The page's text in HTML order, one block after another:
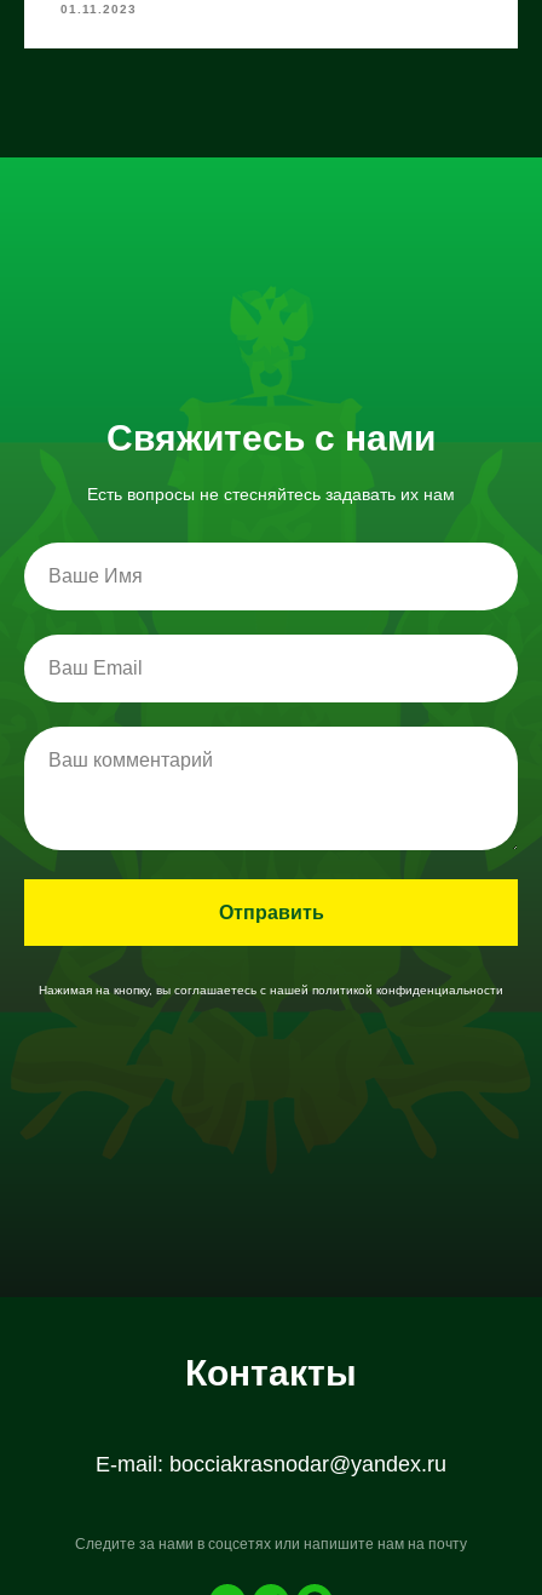
01.11.2023
Свяжитесь с нами
Есть вопросы не стесняйтесь задавать их нам
Ваше Имя
Ваш Email
Ваш комментарий
Отправить
Нажимая на кнопку, вы соглашаетесь c нашей политикой конфиденциальности
Контакты
E-mail: bocciakrasnodar@yandex.ru
Следите за нами в соцсетях или напишите нам на почту